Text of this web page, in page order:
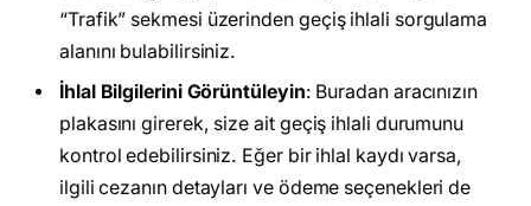
“Trafik” sekmesi üzerinden geçiş ihlali sorgulama
alanını bulabilirsiniz.
İhlal Bilgilerini Görüntüleyin: Buradan aracınızın
plakasını girerek, size ait geçiş ihlali durumunu
kontrol edebilirsiniz. Eğer bir ihlal kaydı varsa,
ilgili cezanın detayları ve ödeme seçenekleri de